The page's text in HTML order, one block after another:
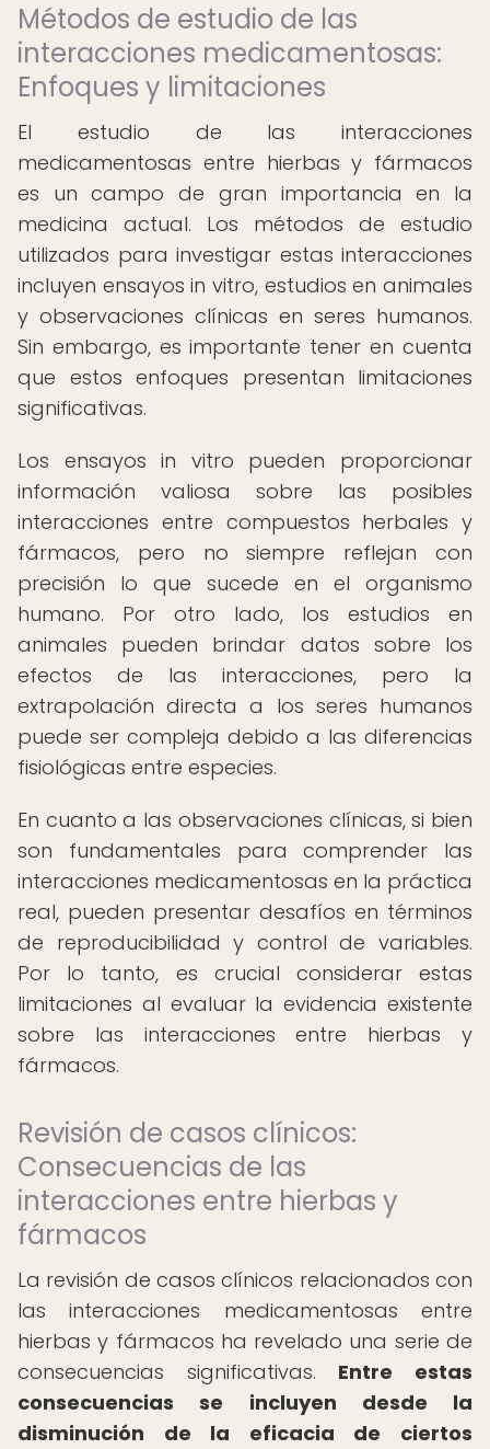
Métodos de estudio de las
interacciones medicamentosas:
Enfoques y limitaciones
El estudio de las interacciones
medicamentosas entre hierbas y fármacos
es un campo de gran importancia en la
medicina actual. Los métodos de estudio
utilizados para investigar estas interacciones
incluyen ensayos in vitro, estudios en animales
y observaciones clínicas en seres humanos.
Sin embargo, es importante tener en cuenta
que estos enfoques presentan limitaciones
significativas.
Los ensayos in vitro pueden proporcionar
información valiosa sobre las posibles
interacciones entre compuestos herbales y
fármacos, pero no siempre reflejan con
precisión lo que sucede en el organismo
humano. Por otro lado, los estudios en
animales pueden brindar datos sobre los
efectos de las interacciones, pero la
extrapolación directa a los seres humanos
puede ser compleja debido a las diferencias
fisiológicas entre especies.
En cuanto a las observaciones clínicas, si bien
son fundamentales para comprender las
interacciones medicamentosas en la práctica
real, pueden presentar desafíos en términos
de reproducibilidad y control de variables.
Por lo tanto, es crucial considerar estas
limitaciones al evaluar la evidencia existente
sobre las interacciones entre hierbas y
fármacos.
Revisión de casos clínicos:
Consecuencias de las
interacciones entre hierbas y
fármacos
La revisión de casos clínicos relacionados con
las interacciones medicamentosas entre
hierbas y fármacos ha revelado una serie de
consecuencias significativas. Entre estas
consecuencias se incluyen desde la
disminución de la eficacia de ciertos